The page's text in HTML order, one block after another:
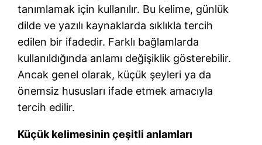
tanımlamak için kullanılır. Bu kelime, günlük
dilde ve yazılı kaynaklarda sıklıkla tercih
edilen bir ifadedir. Farklı bağlamlarda
kullanıldığında anlamı değişiklik gösterebilir.
Ancak genel olarak, küçük şeyleri ya da
önemsiz hususları ifade etmek amacıyla
tercih edilir.
Küçük kelimesinin çeşitli anlamları